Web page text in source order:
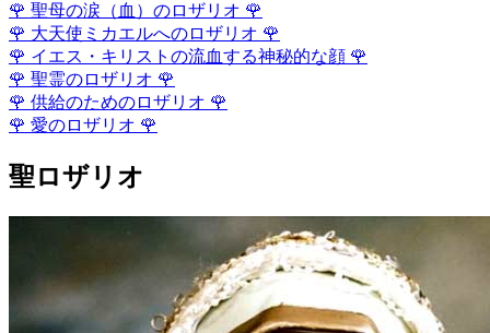
🌹 聖母の涙（血）のロザリオ 🌹
🌹 大天使ミカエルへのロザリオ 🌹
🌹 イエス・キリストの流血する神秘的な顔 🌹
🌹 聖霊のロザリオ 🌹
🌹 供給のためのロザリオ 🌹
🌹 愛のロザリオ 🌹
聖ロザリオ